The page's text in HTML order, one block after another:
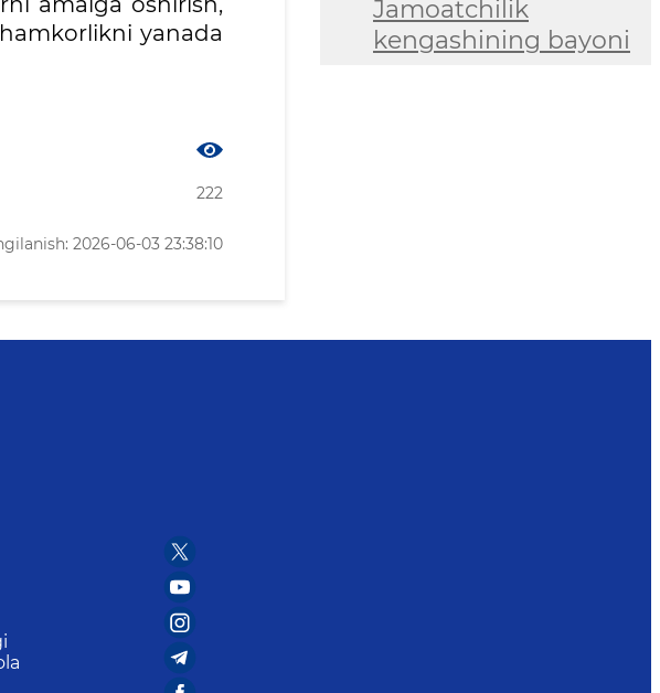
yanada
222
2026-06-03 23:38:10
Jamoatchilik
kengashining bayoni